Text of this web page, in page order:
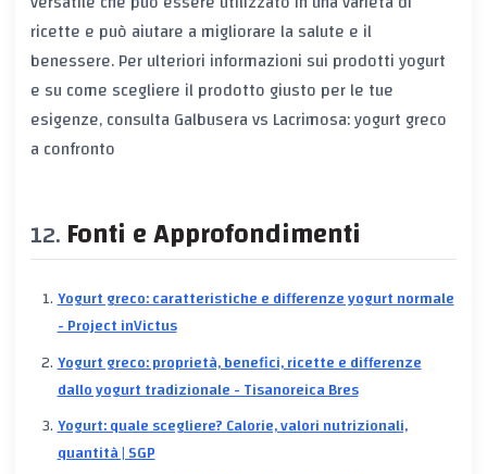
ricette e può aiutare a migliorare la salute e il
benessere. Per ulteriori informazioni sui prodotti yogurt
e su come scegliere il prodotto giusto per le tue
esigenze, consulta Galbusera vs Lacrimosa: yogurt greco
a confronto
Fonti e Approfondimenti
Yogurt greco: caratteristiche e differenze yogurt normale
- Project inVictus
Yogurt greco: proprietà, benefici, ricette e differenze
dallo yogurt tradizionale - Tisanoreica Bres
Yogurt: quale scegliere? Calorie, valori nutrizionali,
quantità | SGP